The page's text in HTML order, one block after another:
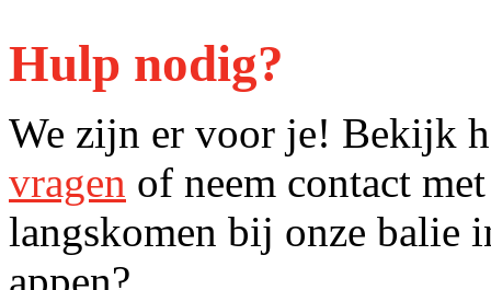
Hulp nodig?
We zijn er voor je! Bekijk
vragen of neem contact
langskomen bij onze balie
appen?